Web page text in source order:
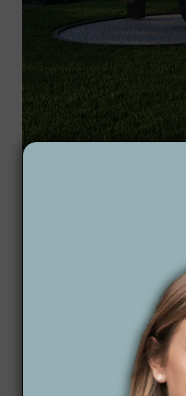
Projektowanie ogrodów
Dlaczego
Decydując się na
potrzeb. Nasze projekty